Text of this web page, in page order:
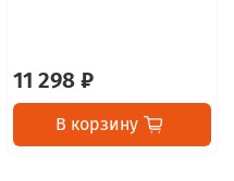
11 298 ₽
В корзину